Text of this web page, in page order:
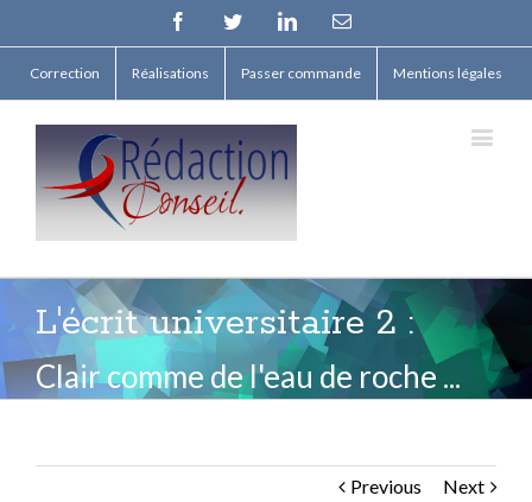
FacebookTwitterLinkedinEmail
Correction Réalisations Passer commande Mentions légales
L'écrit universitaire 2 :
Clair comme de l'eau de roche ...
Previous Next